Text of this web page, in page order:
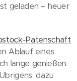
geladen – heuer
Patenschaft
Ablauf eines
lange genießen.
dazu